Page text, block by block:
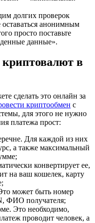
долгих проверок
анонимным
просто поставьте
данные».
в
сделать это онлайн за
криптообмен с
для этого не нужно
платежа прост:
Для каждой из них
а также максимальный
конвертирует ее,
на ваш кошелек, карту
может быть номер
ФИО получателя;
Это необходимо,
проводит человек, а